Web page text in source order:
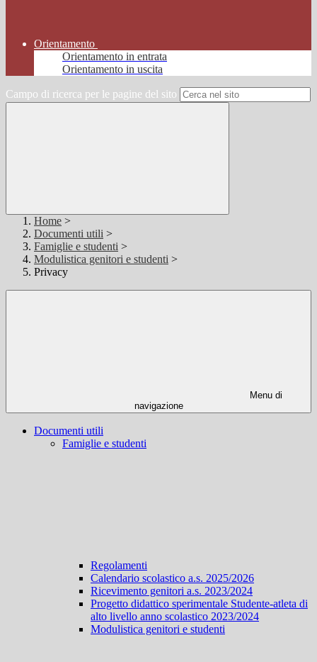
Orientamento
Orientamento in entrata
Orientamento in uscita
Campo di ricerca per le pagine del sito
Home >
Documenti utili >
Famiglie e studenti >
Modulistica genitori e studenti >
Privacy
Menu di
navigazione
Documenti utili
Famiglie e studenti
Regolamenti
Calendario scolastico a.s. 2025/2026
Ricevimento genitori a.s. 2023/2024
Progetto didattico sperimentale Studente-atleta di
alto livello anno scolastico 2023/2024
Modulistica genitori e studenti